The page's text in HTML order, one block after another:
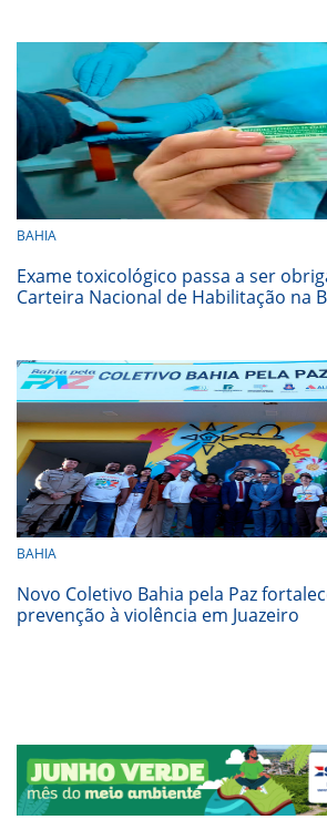
BAHIA
Exame toxicológico passa a ser
Carteira Nacional de Habilitação na
BAHIA
Novo Coletivo Bahia pela Paz
prevenção à violência em Juazeiro